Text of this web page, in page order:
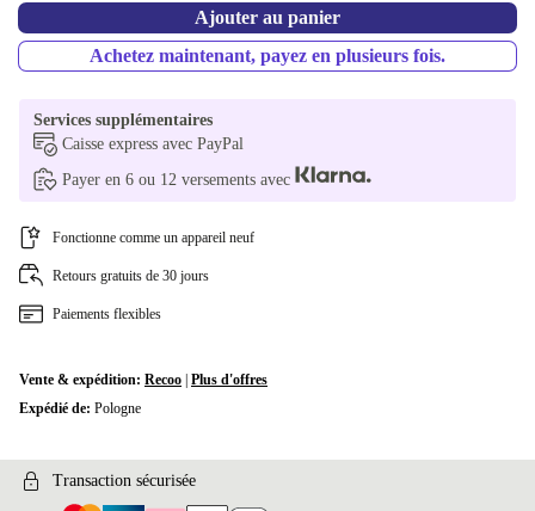
Ajouter au panier
Achetez maintenant, payez en plusieurs fois.
Services supplémentaires
Caisse express avec PayPal
Payer en 6 ou 12 versements avec
Fonctionne comme un appareil neuf
Retours gratuits de 30 jours
Paiements flexibles
Vente & expédition: Recoo Plus d'offres
Expédié de: Pologne
Transaction sécurisée